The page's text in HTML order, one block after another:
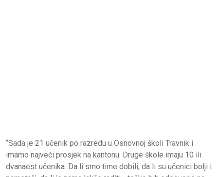
“Sada je 21 učenik po razredu u Osnovnoj školi Travnik i
imamo najveći prosjek na kantonu. Druge škole imaju 10 ili
dvanaest učenika. Da li smo time dobili, da li su učenici bolji i